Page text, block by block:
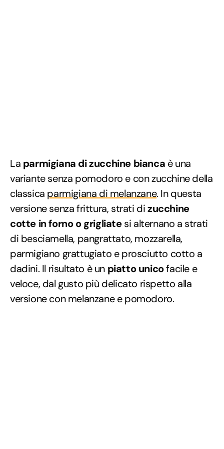
La parmigiana di zucchine bianca è una
variante senza pomodoro e con zucchine della
classica parmigiana di melanzane. In questa
versione senza frittura, strati dizucchine
cotte in forno o grigliatesi alternano a strati
di besciamella, pangrattato, mozzarella,
parmigiano grattugiato e prosciutto cotto a
dadini. Il risultato è un piatto unicofacile e
veloce, dal gusto più delicato rispetto alla
versione con melanzane e pomodoro.